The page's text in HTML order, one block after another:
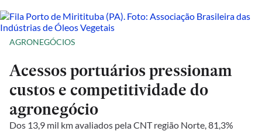
AGRONEGÓCIOS
Acessos portuários pressionam
custos e competitividade do
agronegócio
Dos 13,9 mil km avaliados pela CNT região Norte, 81,3%